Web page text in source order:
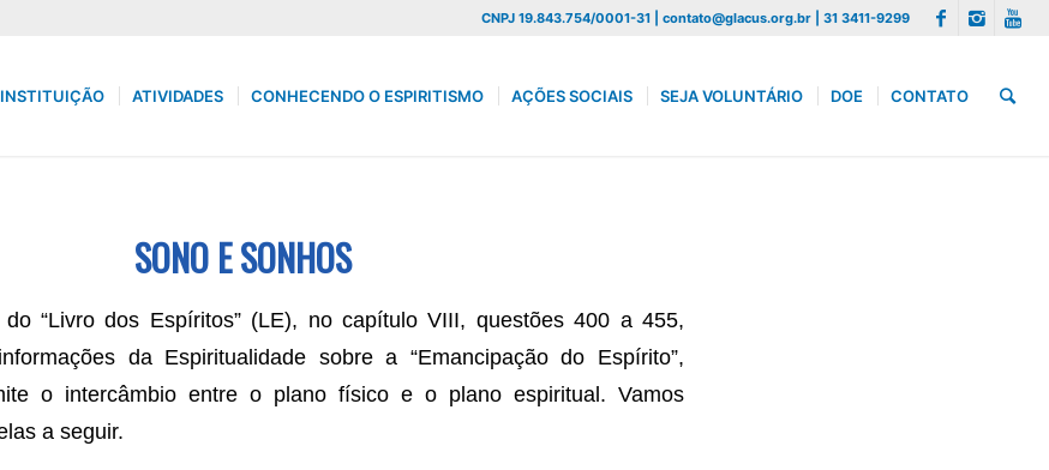
CNPJ 19.843.754/0001-31 | contato@glacus.org.br | 31 3411-9299
INSTITUIÇÃO ATIVIDADES CONHECENDO O ESPIRITISMO AÇÕES SOCIAIS SEJA VOLUNTÁRIO DOE CONTATO
SONO E SONHOS
“Livro dos Espíritos” (LE), no capítulo VIII, questões 400 a 455,
da Espiritualidade sobre a “Emancipação do Espírito”,
o intercâmbio entre o plano físico e o plano espiritual. Vamos
a seguir.